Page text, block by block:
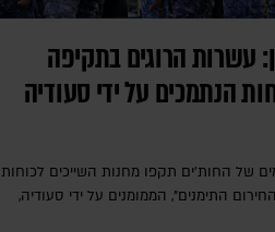
עשרות הרוגים בתקיפה
הנתמכים על ידי סעודיה
של החות'ים תקפו מחנות השייכים לכוחות
התימנים", הממומנים על ידי סעודיה,